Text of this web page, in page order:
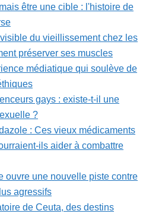
être une cible : l'histoire de
du vieillissement chez les
préserver ses muscles
médiatique qui soulève de
gays : existe-t-il une
?
: Ces vieux médicaments
ils aider à combattre
ouvre une nouvelle piste contre
agressifs
de Ceuta, des destins